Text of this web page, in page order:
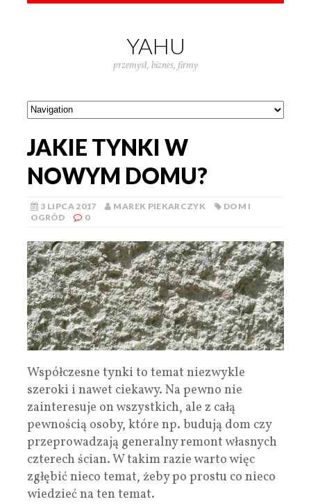
YAHU
przemysł, biznes, firmy
JAKIE TYNKI W
NOWYM DOMU?
3 LIPCA 2017 MAREK PIEKARCZYK
DOM I
OGRÓD
0
Współczesne tynki to temat niezwykle
szeroki i nawet ciekawy. Na pewno nie
zainteresuje on wszystkich, ale z całą
pewnością osoby, które np. budują dom czy
przeprowadzają generalny remont własnych
czterech ścian. W takim razie warto więc
zgłębić nieco temat, żeby po prostu co nieco
wiedzieć na ten temat.